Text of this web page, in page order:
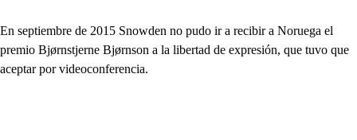
En septiembre de 2015 Snowden no pudo ir a recibir a Noruega el
premio Bjørnstjerne Bjørnson a la libertad de expresión, que tuvo que
aceptar por videoconferencia.